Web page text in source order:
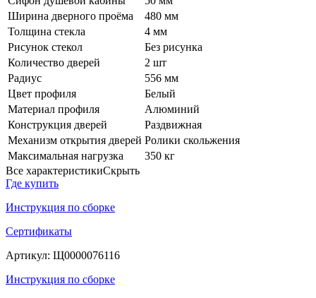
Ширина дверного проёма
480 мм
Толщина стекла
4 мм
Рисунок стекол
Без рисунка
Количество дверей
2 шт
Радиус
556 мм
Цвет профиля
Белый
Материал профиля
Алюминий
Конструкция дверей
Раздвижная
Механизм открытия дверей Ролики скольжения
Максимальная нагрузка
350 кг
Все характеристикиСкрыть
Где купить
Инструкция по сборке
Сертификаты
Артикул: Щ0000076116
Инструкция по сборке